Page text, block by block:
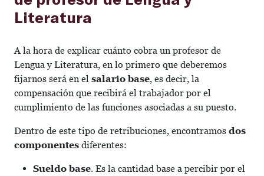
Literatura
A la hora de explicar cuánto cobra un profesor de
Lengua y Literatura, en lo primero que deberemos
fijarnos será en el salario base, es decir, la
compensación que recibirá el trabajador por el
cumplimiento de las funciones asociadas a su puesto.
Dentro de este tipo de retribuciones, encontramos dos
componentes diferentes:
Sueldo base. Es la cantidad base a percibir por el